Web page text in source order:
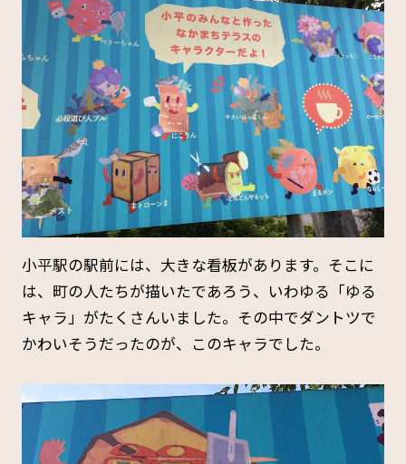
小平駅の駅前には、大きな看板があります。そこに
は、町の人たちが描いたであろう、いわゆる「ゆる
キャラ」がたくさんいました。その中でダントツで
かわいそうだったのが、このキャラでした。